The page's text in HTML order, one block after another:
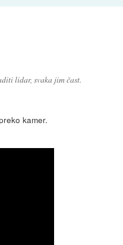
lidar, svaka jim čast.
kamer.